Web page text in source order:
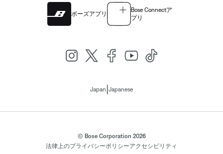
ボーズアプリ
Bose Connectア
プリ
Japan Japanese
© Bose Corporation 2026
法律上のプライバシーポリシーアクセシビリティ